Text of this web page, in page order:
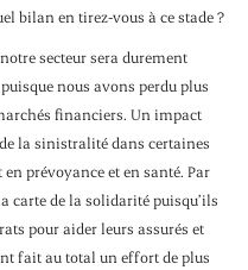
bilan en tirez-vous à ce stade ?
secteur sera durement
nous avons perdu plus
financiers. Un impact
la sinistralité dans certaines
prévoyance et en santé. Par
carte de la solidarité puisqu’ils
pour aider leurs assurés et
fait au total un effort de plus